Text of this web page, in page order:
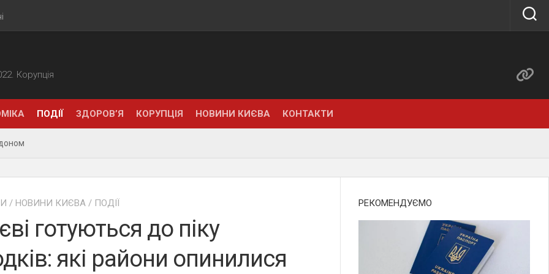
Корупція
ПОДІЇ ЗДОРОВ’Я КОРУПЦІЯ НОВИНИ КИЄВА КОНТАКТИ
/ НОВИНИ КИЄВА / ПОДІЇ
готуються до піку
які райони опинилися
РЕКОМЕНДУЄМО